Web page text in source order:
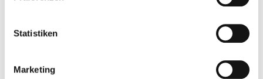
Statistiken
Marketing